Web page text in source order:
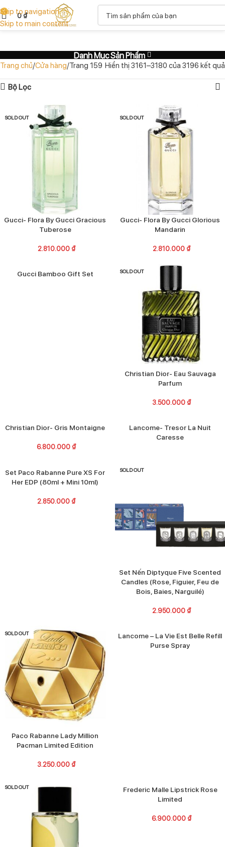
Skip to navigation
Skip to main content
0 0₫
Danh Mục Sản Phẩm
Trang chủ Cửa hàng Trang 159 Hiển thị 3161–3180 của 3196 kết quả
Bộ Lọc
SOLD OUT
Gucci- Flora By Gucci Gracious
Tuberose
2.810.000 ₫
SOLD OUT
Gucci- Flora By Gucci Glorious
Mandarin
2.810.000 ₫
Gucci Bamboo Gift Set SOLD OUT
Christian Dior- Eau Sauvaga
Parfum
3.500.000 ₫
SOLD OUT
Christian Dior- Gris Montaigne
6.800.000 ₫
Lancome- Tresor La Nuit
Caresse
SOLD OUT
Set Paco Rabanne Pure XS For
Her EDP (80ml + Mini 10ml)
2.850.000 ₫
SOLD OUT
Set Nến Diptyque Five Scented
Candles (Rose, Figuier, Feu de
Bois, Baies, Narguilé)
2.950.000 ₫
SOLD OUT
Paco Rabanne Lady Million
Pacman Limited Edition
3.250.000 ₫
Lancome – La Vie Est Belle Refill
Purse Spray
SOLD OUT SOLD OUT
Frederic Malle Lipstrick Rose
Limited
6.900.000 ₫